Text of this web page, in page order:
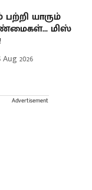
யாரும்
மிஸ்
Aug 2026
Advertisement